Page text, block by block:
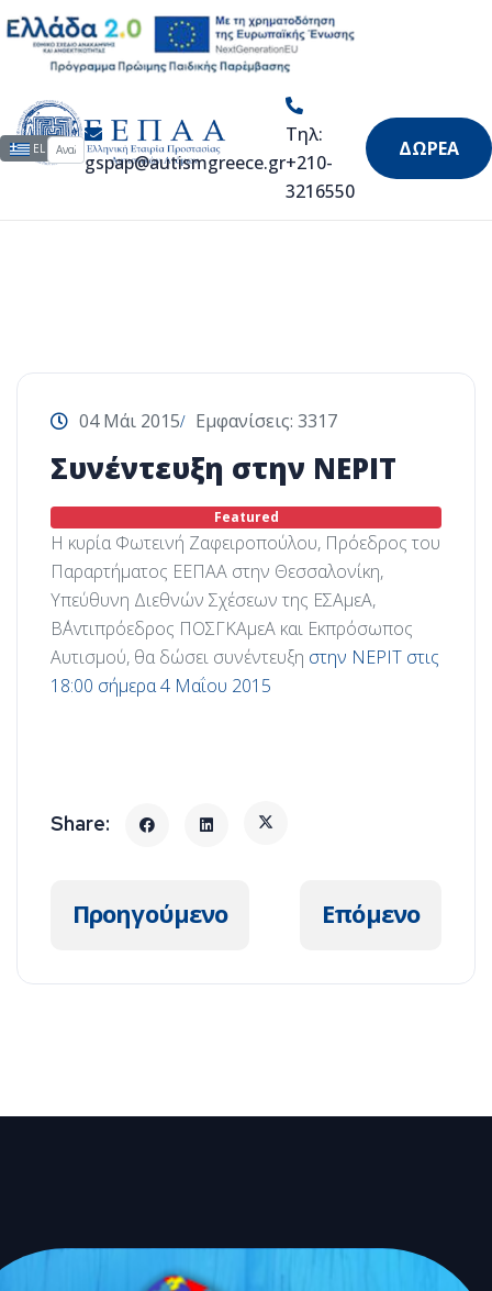
Επιλέξτε τη γλώσσα σας
EL Αναζήτηση...
gspap@autismgreece.gr
Τηλ:
+210-
3216550
ΔΩΡΕΑ
Εκδηλώσεις
Featured
Συνέντευξη στην ΝΕΡΙΤ
04 Μάι 2015 Εμφανίσεις: 3317
Η κυρία Φωτεινή Ζαφειροπούλου, Πρόεδρος του
Παραρτήματος ΕΕΠΑΑ στην Θεσσαλονίκη,
Υπεύθυνη Διεθνών Σχέσεων της ΕΣΑμεΑ,
Β΄Αvτιπρόεδρoς ΠΟΣΓΚΑμεΑ και Εκπρόσωπος
Αυτισμού, θα δώσει συνέντευξη στην ΝΕΡΙΤ στις
18:00 σήμερα 4 Μαΐου 2015
Προηγούμενο άρθρο: 4th East
Προηγούμενο Επόμενο
Επόμενο